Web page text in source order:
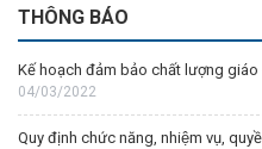
THÔNG BÁO
Kế hoạch đảm bảo chất lượng giáo
04/03/2022
Quy định chức năng, nhiệm vụ,